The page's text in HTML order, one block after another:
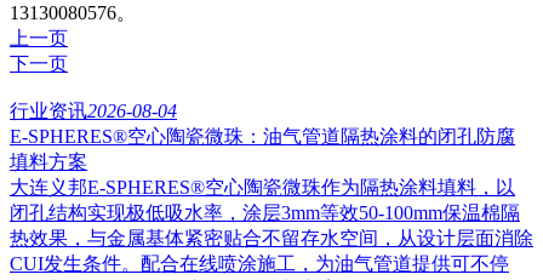
13130080576。
上一页
下一页
行业资讯2026-08-04
E-SPHERES®空心陶瓷微珠：油气管道隔热涂料的闭孔防腐
填料方案
大连义邦E-SPHERES®空心陶瓷微珠作为隔热涂料填料，以
闭孔结构实现极低吸水率，涂层3mm等效50-100mm保温棉隔
热效果，与金属基体紧密贴合不留存水空间，从设计层面消除
CUI发生条件。配合在线喷涂施工，为油气管道提供可不停